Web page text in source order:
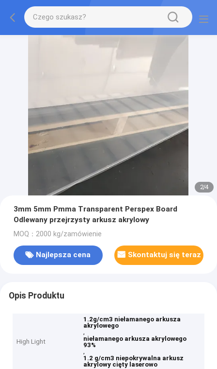
2/4
3mm 5mm Pmma Transparent Perspex Board
Odlewany przejrzysty arkusz akrylowy
MOQ：2000 kg/zamówienie
Najlepsza cena Skontaktuj się teraz
Opis Produktu
High Light
1.2g/cm3 niełamanego arkusza
akrylowego
,
niełamanego arkusza akrylowego
93%
,
1.2 g/cm3 niepokrywalna arkusz
akrylowy cięty laserowo